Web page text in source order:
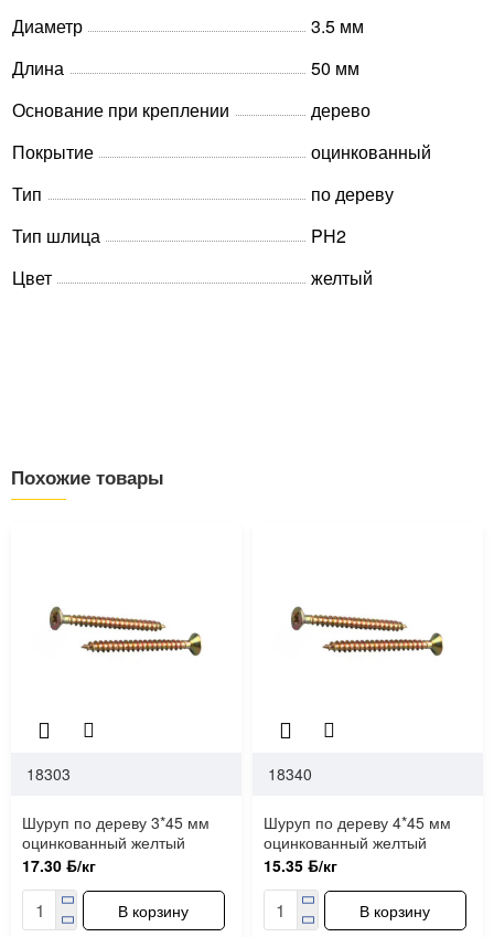
Диаметр
3.5 мм
Длина
50 мм
Основание при креплении
дерево
Покрытие
оцинкованный
Тип
по дереву
Тип шлица
PH2
Цвет
желтый
Похожие товары
18303
Шуруп по дереву 3*45 мм
оцинкованный желтый
17.30 ƃ/кг
В корзину
18340
Шуруп по дереву 4*45 мм
оцинкованный желтый
15.35 ƃ/кг
В корзину